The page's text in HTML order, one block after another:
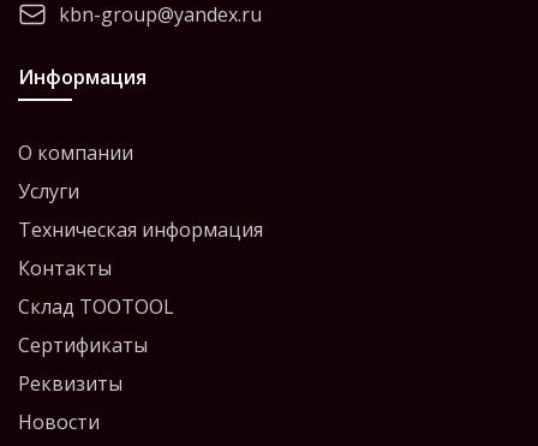
kbn-group@yandex.ru
Информация
О компании
Услуги
Техническая информация
Контакты
Склад TOOTOOL
Сертификаты
Реквизиты
Новости